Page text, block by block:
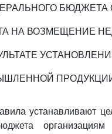
НА ВОЗМЕЩЕНИЕ
устанавливают